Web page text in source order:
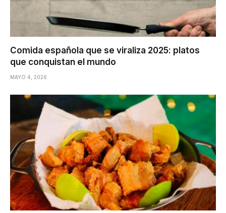
Comida española que se viraliza 2025: platos
que conquistan el mundo
MAYO 4, 2026